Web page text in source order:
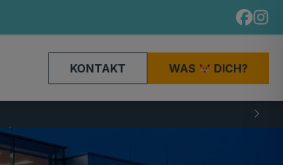
KONTAKT WAS DICH?